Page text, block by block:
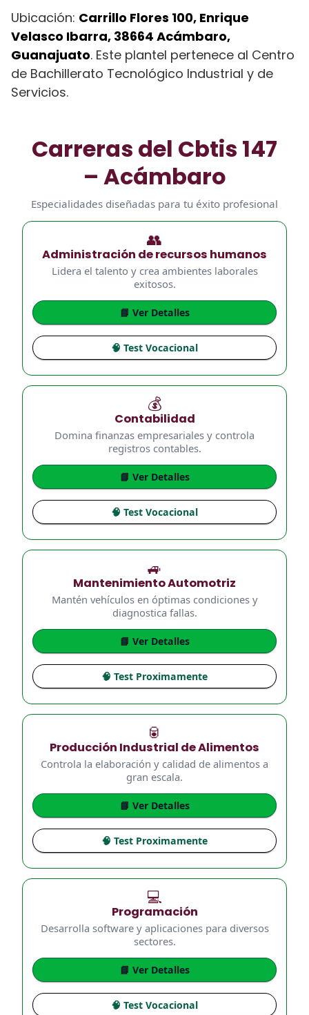
Ubicación: Carrillo Flores 100, Enrique
Velasco Ibarra, 38664 Acámbaro,
Guanajuato. Este plantel pertenece al Centro
de Bachillerato Tecnológico Industrial y de
Servicios.
Carreras del Cbtis 147
– Acámbaro
Especialidades diseñadas para tu éxito profesional
👥
Administración de recursos humanos
Lidera el talento y crea ambientes laborales
exitosos.
📘 Ver Detalles
🧠 Test Vocacional
💰
Contabilidad
Domina finanzas empresariales y controla
registros contables.
📘 Ver Detalles
🧠 Test Vocacional
🚙
Mantenimiento Automotriz
Mantén vehículos en óptimas condiciones y
diagnostica fallas.
📘 Ver Detalles
🧠 Test Proximamente
🥫
Producción Industrial de Alimentos
Controla la elaboración y calidad de alimentos a
gran escala.
📘 Ver Detalles
🧠 Test Proximamente
💻
Programación
Desarrolla software y aplicaciones para diversos
sectores.
📘 Ver Detalles
🧠 Test Vocacional